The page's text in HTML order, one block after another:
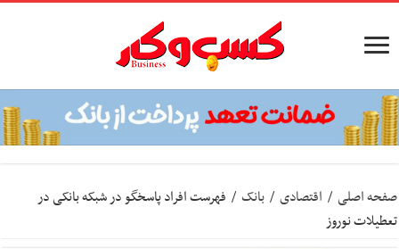
صفحه اصلی / اقتصادی / بانک / فهرست افراد پاسخگو در شبکه بانکی در
تعطیلات نوروز